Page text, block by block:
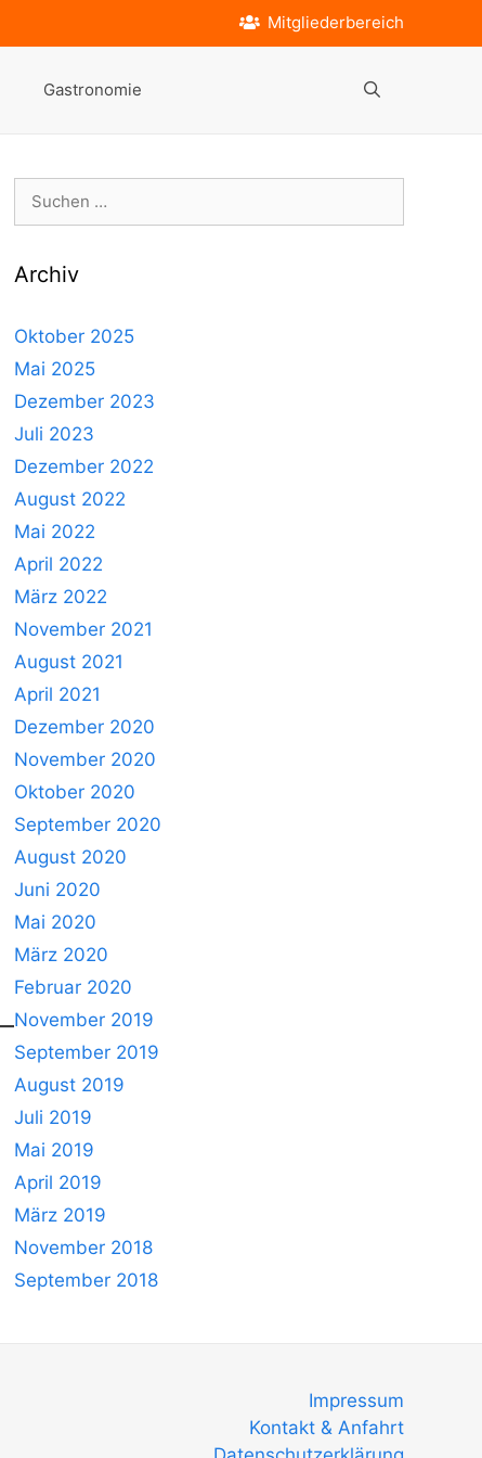
Mitgliederbereich
Gastronomie
Suche
Archiv
Oktober 2025
Mai 2025
Dezember 2023
Juli 2023
Dezember 2022
August 2022
Mai 2022
April 2022
März 2022
November 2021
August 2021
April 2021
Dezember 2020
November 2020
Oktober 2020
September 2020
August 2020
Juni 2020
Mai 2020
März 2020
Februar 2020
November 2019
September 2019
August 2019
Juli 2019
Mai 2019
April 2019
März 2019
November 2018
September 2018
Impressum
Kontakt & Anfahrt